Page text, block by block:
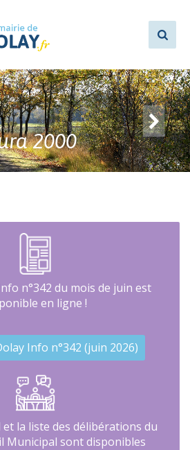
2000
n°342 du mois de juin est
en ligne !
Info n°342 (juin 2026)
la liste des délibérations du
Municipal sont disponibles